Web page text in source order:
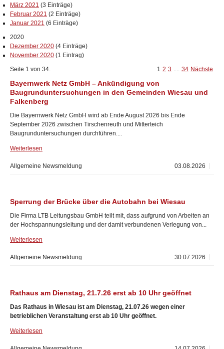
März 2021 (3 Einträge)
Februar 2021 (2 Einträge)
Januar 2021 (6 Einträge)
2020
Dezember 2020 (4 Einträge)
November 2020 (1 Eintrag)
Seite 1 von 34.
1 2 3 .... 34 Nächste
Bayernwerk Netz GmbH – Ankündigung von
Baugrunduntersuchungen in den Gemeinden Wiesau und
Falkenberg
Die Bayernwerk Netz GmbH wird ab Ende August 2026 bis Ende
September 2026 zwischen Tirschenreuth und Mitterteich
Baugrunduntersuchungen durchführen....
Weiterlesen
03.08.2026
Allgemeine Newsmeldung
Sperrung der Brücke über die Autobahn bei Wiesau
Die Firma LTB Leitungsbau GmbH teilt mit, dass aufgrund von Arbeiten an
der Hochspannungsleitung und der damit verbundenen Verlegung von...
Weiterlesen
30.07.2026
Allgemeine Newsmeldung
Rathaus am Dienstag, 21.7.26 erst ab 10 Uhr geöffnet
Das Rathaus in Wiesau ist am Dienstag, 21.07.26 wegen einer
betrieblichen Veranstaltung erst ab 10 Uhr geöffnet.
Weiterlesen